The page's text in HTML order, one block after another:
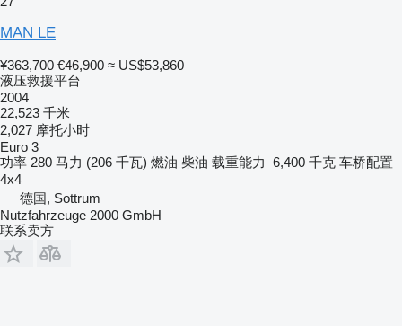
MAN LE
¥363,700 €46,900 ≈ US$53,860
液压救援平台
2004
22,523 千米
2,027 摩托小时
Euro 3
功率 280 马力 (206 千瓦) 燃油 柴油 载重能力 6,400 千克 车桥配置
4x4
德国, Sottrum
Nutzfahrzeuge 2000 GmbH
联系卖方